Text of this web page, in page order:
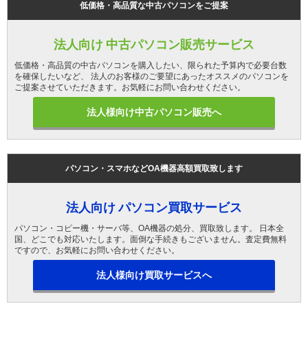
低価格・高品質な中古パソコンをご提案
法人向け 中古パソコン販売サービス
低価格・高品質の中古パソコンを購入したい、限られた予算内で必要台数
を確保したいなど、 法人のお客様のご要望にあったオススメのパソコンを
ご提案させていただきます。お気軽にお問い合わせください。
法人様向け中古パソコン販売へ
パソコン・スマホなどOA機器高額買取致します
法人向け パソコン買取サービス
パソコン・コピー機・サーバ等、OA機器の処分、買取致します。 日本全
国、どこでも対応いたします。面倒な手続きもございません。査定費無料
ですので、お気軽にお問い合わせください。
法人様向け買取サービスへ